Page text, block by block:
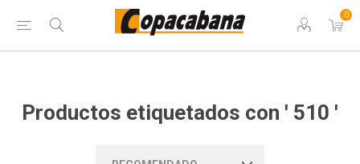
0
Productos etiquetados con ' 510 '